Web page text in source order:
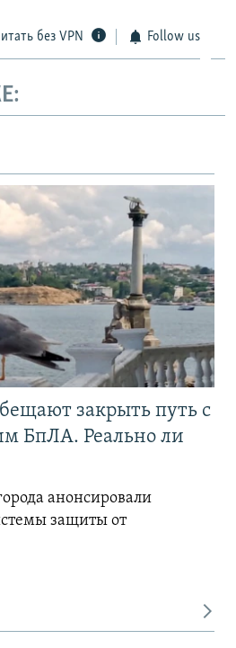
без VPN Follow us
закрыть путь с
БпЛА. Реально ли
анонсировали
защиты от